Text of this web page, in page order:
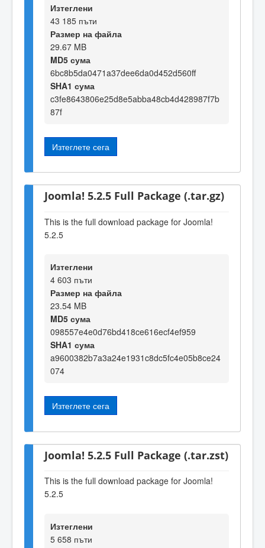
Изтеглени
43 185 пъти
Размер на файла
29.67 MB
MD5 сума
6bc8b5da0471a37dee6da0d452d560ff
SHA1 сума
c3fe8643806e25d8e5abba48cb4d428987f7b
87f
Изтеглете сега
Joomla! 5.2.5 Full Package (.tar.gz)
This is the full download package for Joomla!
5.2.5
Изтеглени
4 603 пъти
Размер на файла
23.54 MB
MD5 сума
098557e4e0d76bd418ce616ecf4ef959
SHA1 сума
a9600382b7a3a24e1931c8dc5fc4e05b8ce24
074
Изтеглете сега
Joomla! 5.2.5 Full Package (.tar.zst)
This is the full download package for Joomla!
5.2.5
Изтеглени
5 658 пъти